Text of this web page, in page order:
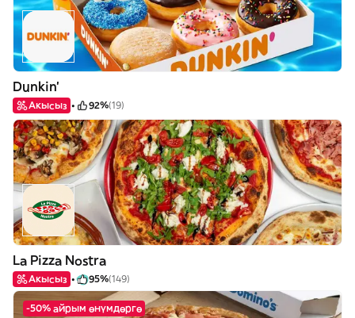
Dunkin'
Акысыз 92%(19)
La Pizza Nostra
Акысыз 95%(149)
-50% айрым өнүмдөргө